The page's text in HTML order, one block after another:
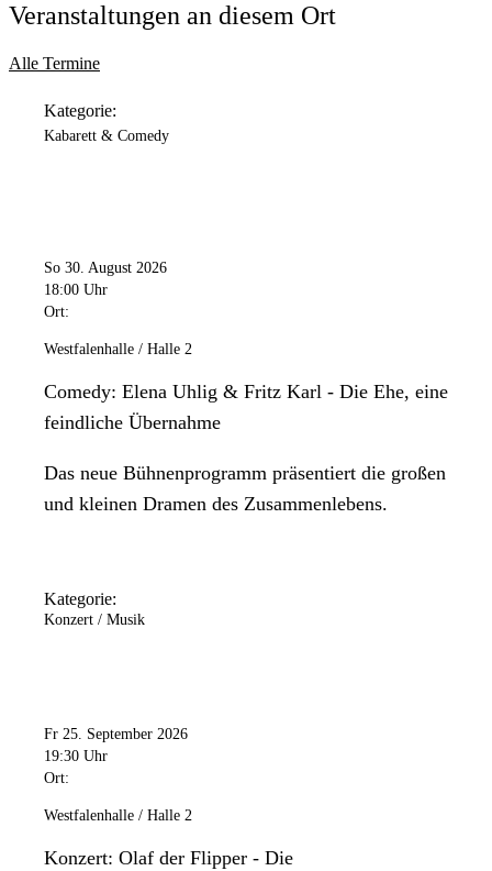
Veranstaltungen an diesem Ort
Alle Termine
Kategorie:
Kabarett & Comedy
So 30. August 2026
18:00 Uhr
Ort:
Westfalenhalle / Halle 2
Comedy: Elena Uhlig & Fritz Karl - Die Ehe, eine
feindliche Übernahme
Das neue Bühnenprogramm präsentiert die großen
und kleinen Dramen des Zusammenlebens.
Kategorie:
Konzert / Musik
Fr 25. September 2026
19:30 Uhr
Ort:
Westfalenhalle / Halle 2
Konzert: Olaf der Flipper - Die